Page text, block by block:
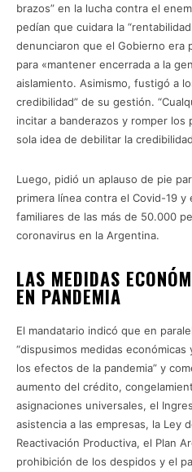
brazos” en la lucha contra el
pedían que cuidara la
denunciaron que el Gobierno era
para «mantener encerrada a la
aislamiento. Asimismo, fustigó a
credibilidad” de su gestión.
incitar a banderazos y romper
sola idea de debilitar la
Luego, pidió un aplauso de pie
primera línea contra el Covid-19 y
familiares de las más de 50.000
coronavirus en la Argentina.
LAS MEDIDAS
EN PANDEMIA
El mandatario indicó que en
“dispusimos medidas
los efectos de la pandemia” y
aumento del crédito,
asignaciones universales, el
asistencia a las empresas, la Ley
Reactivación Productiva, el Plan
prohibición de los despidos y el